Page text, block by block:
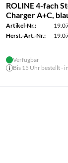
ROLINE 4-fach
Charger A+C,
Artikel-Nr.:
Herst.-Art.-Nr.:
Verfügbar
Bis 15 Uhr bestellt -